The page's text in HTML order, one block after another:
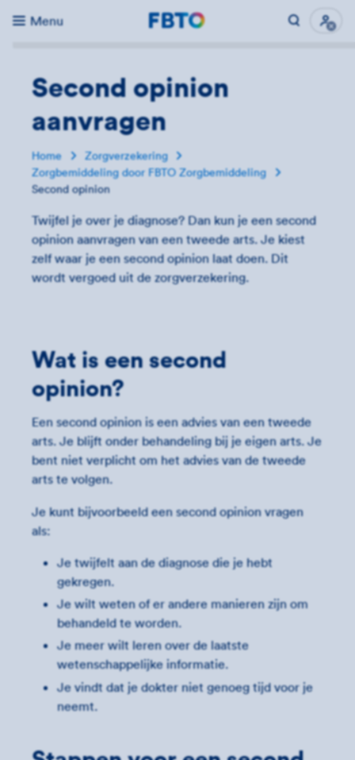
Menu
Direct naar...
Second opinion
aanvragen
Home
Zorgverzekering
Zorgbemiddeling door FBTO Zorgbemiddeling
Second opinion
Twijfel je over je diagnose? Dan kun je een second
opinion aanvragen van een tweede arts. Je kiest
zelf waar je een second opinion laat doen. Dit
wordt vergoed uit de zorgverzekering.
Wat is een second
opinion?
Een second opinion is een advies van een tweede
arts. Je blijft onder behandeling bij je eigen arts. Je
bent niet verplicht om het advies van de tweede
arts te volgen.
Je kunt bijvoorbeeld een second opinion vragen
als:
Je twijfelt aan de diagnose die je hebt
gekregen.
Je wilt weten of er andere manieren zijn om
behandeld te worden.
Je meer wilt leren over de laatste
wetenschappelijke informatie.
Je vindt dat je dokter niet genoeg tijd voor je
neemt.